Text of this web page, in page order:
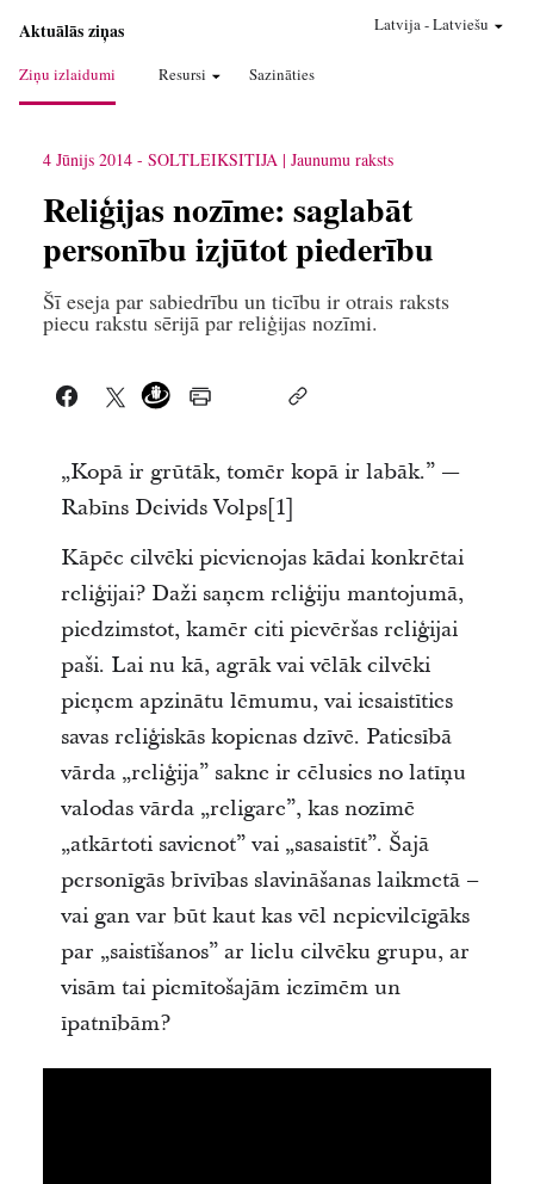
Aktuālās ziņas
Ziņu izlaidumi Resursi Sazināties
Latvija-Latviešu
4 Jūnijs 2014 - SOLTLEIKSITIJA Jaunumu raksts
Reliģijas nozīme: saglabāt
personību izjūtot piederību
Šī eseja par sabiedrību un ticību ir otrais raksts
piecu rakstu sērijā par reliģijas nozīmi.
„Kopā ir grūtāk, tomēr kopā ir labāk.” —
Rabīns Deivids Volps[1]
Kāpēc cilvēki pievienojas kādai konkrētai
reliģijai? Daži saņem reliģiju mantojumā,
piedzimstot, kamēr citi pievēršas reliģijai
paši. Lai nu kā, agrāk vai vēlāk cilvēki
pieņem apzinātu lēmumu, vai iesaistīties
savas reliģiskās kopienas dzīvē. Patiesībā
vārda „reliģija” sakne ir cēlusies no latīņu
valodas vārda „religare”, kas nozīmē
„atkārtoti savienot” vai „sasaistīt”. Šajā
personīgās brīvības slavināšanas laikmetā –
vai gan var būt kaut kas vēl nepievilcīgāks
par „saistīšanos” ar lielu cilvēku grupu, ar
visām tai piemītošajām iezīmēm un
īpatnībām?